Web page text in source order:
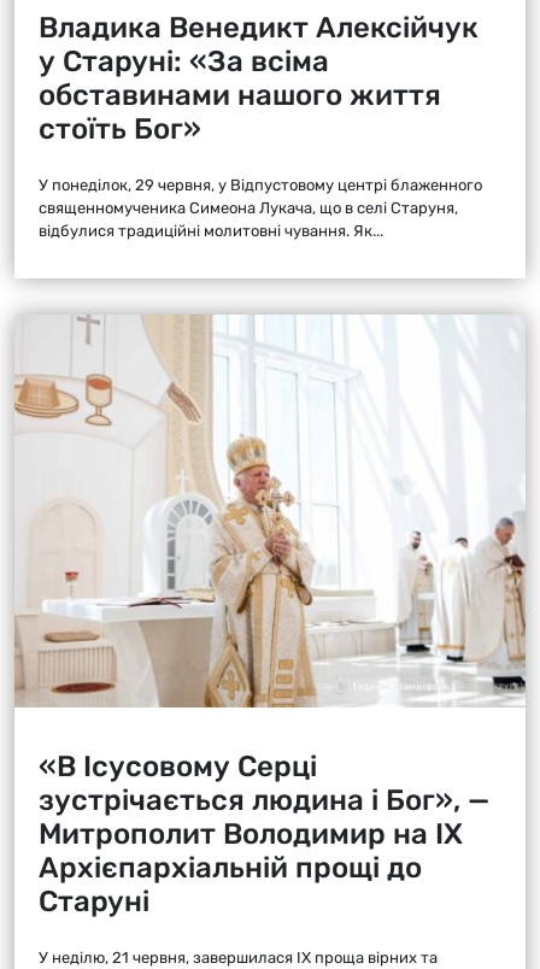
Владика Венедикт Алексійчук
у Старуні: «За всіма
обставинами нашого життя
стоїть Бог»
У понеділок, 29 червня, у Відпустовому центрі блаженного
священномученика Симеона Лукача, що в селі Старуня,
відбулися традиційні молитовні чування. Як...
«В Ісусовому Серці
зустрічається людина і Бог», —
Митрополит Володимир на ІХ
Архієпархіальній прощі до
Старуні
У неділю, 21 червня, завершилася ІХ проща вірних та